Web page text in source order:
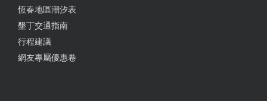
恆春地區潮汐表
墾丁交通指南
行程建議
網友專屬優惠卷